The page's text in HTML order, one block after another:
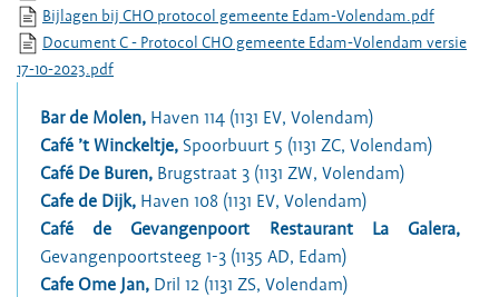
Bijlagen bij CHO protocol gemeente Edam-Volendam.pdf
Document C - Protocol CHO gemeente Edam-Volendam versie
17-10-2023.pdf
Bar de Molen, Haven 114 (1131 EV, Volendam)
Café ’t Winckeltje, Spoorbuurt 5 (1131 ZC, Volendam)
Café De Buren, Brugstraat 3 (1131 ZW, Volendam)
Cafe de Dijk, Haven 108 (1131 EV, Volendam)
Café de Gevangenpoort Restaurant La Galera,
Gevangenpoortsteeg 1-3 (1135 AD, Edam)
Cafe Ome Jan, Dril 12 (1131 ZS, Volendam)